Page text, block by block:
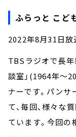
ふらっと こど
2022年8月31日放
TBSラジオで長年
談室」(1964年～
ナーです。パンサ
て、毎回、様々な
ています。今回の相